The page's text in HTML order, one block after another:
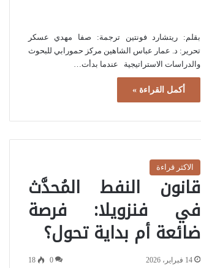
بقلم: ريتشارد فونتين ترجمة: صفا مهدي عسكر
تحرير: د. عمار عباس الشاهين مركز حمورابي للبحوث
والدراسات الاستراتيجية عندما بدأت…
أكمل القراءة »
الاكثر قراءة
قانون النفط المُحدَّث
في فنزويلا: فرصة
ضائعة أم بداية تحول؟
14 فبراير، 2026 0
18